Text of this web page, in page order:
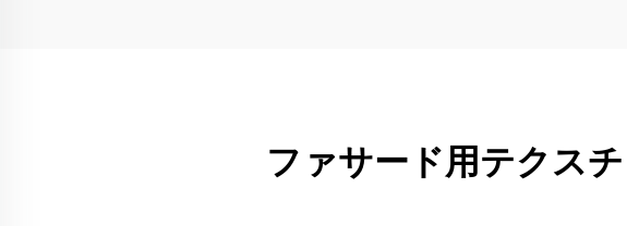
ファサード用テクス